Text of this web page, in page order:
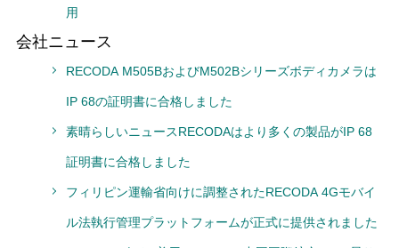
用
会社ニュース
RECODA M505BおよびM502Bシリーズボディカメラは
IP 68の証明書に合格しました
素晴らしいニュースRECODAはより多くの製品がIP 68
証明書に合格しました
フィリピン運輸省向けに調整されたRECODA 4Gモバイ
ル法執行管理プラットフォームが正式に提供されました